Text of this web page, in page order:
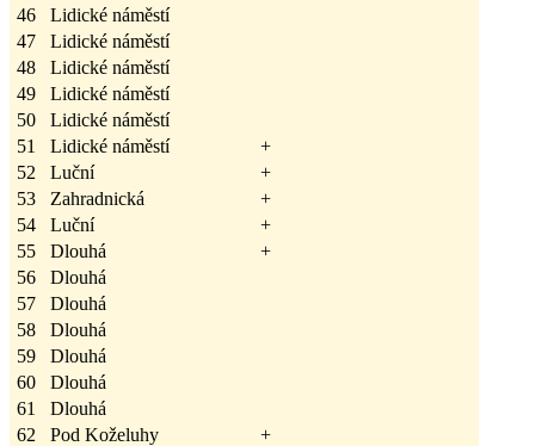
46
Lidické náměstí
47
Lidické náměstí
48
Lidické náměstí
49
Lidické náměstí
50
Lidické náměstí
51
Lidické náměstí
+
52
Luční
+
53
Zahradnická
+
54
Luční
+
55
Dlouhá
+
56
Dlouhá
57
Dlouhá
58
Dlouhá
59
Dlouhá
60
Dlouhá
61
Dlouhá
62
Pod Koželuhy
+